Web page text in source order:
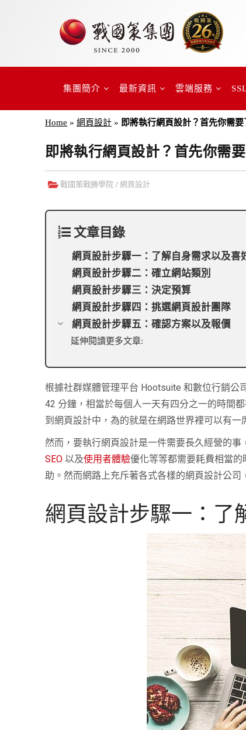
集團簡介 最新資訊 雲端服務
Home »網頁設計 » 即將執行網頁設計？首先你需
即將執行網頁設計？首先你需
戰國策戰勝學院 /網頁設計
文章目錄
網頁設計步驟一：了解自身需求以及喜
網頁設計步驟二：確立網站類別
網頁設計步驟三：決定預算
網頁設計步驟四：挑選網頁設計團隊
網頁設計步驟五：確認方案以及報價
延伸閱讀更多文章:
根據社群媒體管理平台 Hootsuite 和數位行銷公
42 分鐘，相當於每個人一天有四分之一的時間
到網頁設計中，為的就是在網路世界裡可以有一
然而，要執行網頁設計是一件需要長久經營的
SEO 以及使用者體驗優化等等都需要耗費相當
助。然而網路上充斥著各式各樣的網頁設計公
網頁設計步驟一：了